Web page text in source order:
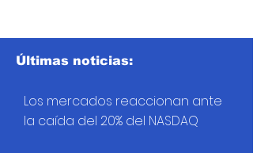
Últimas noticias:
Los mercados reaccionan ante
la caída del 20% del NASDAQ